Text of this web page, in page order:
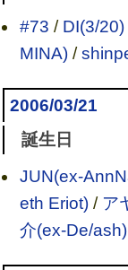
#73 / DI(3/20)
MINA)/
2006/03/21
誕生日
JUN(ex-
eth Eriot)/ ア
介(ex-De/ash)